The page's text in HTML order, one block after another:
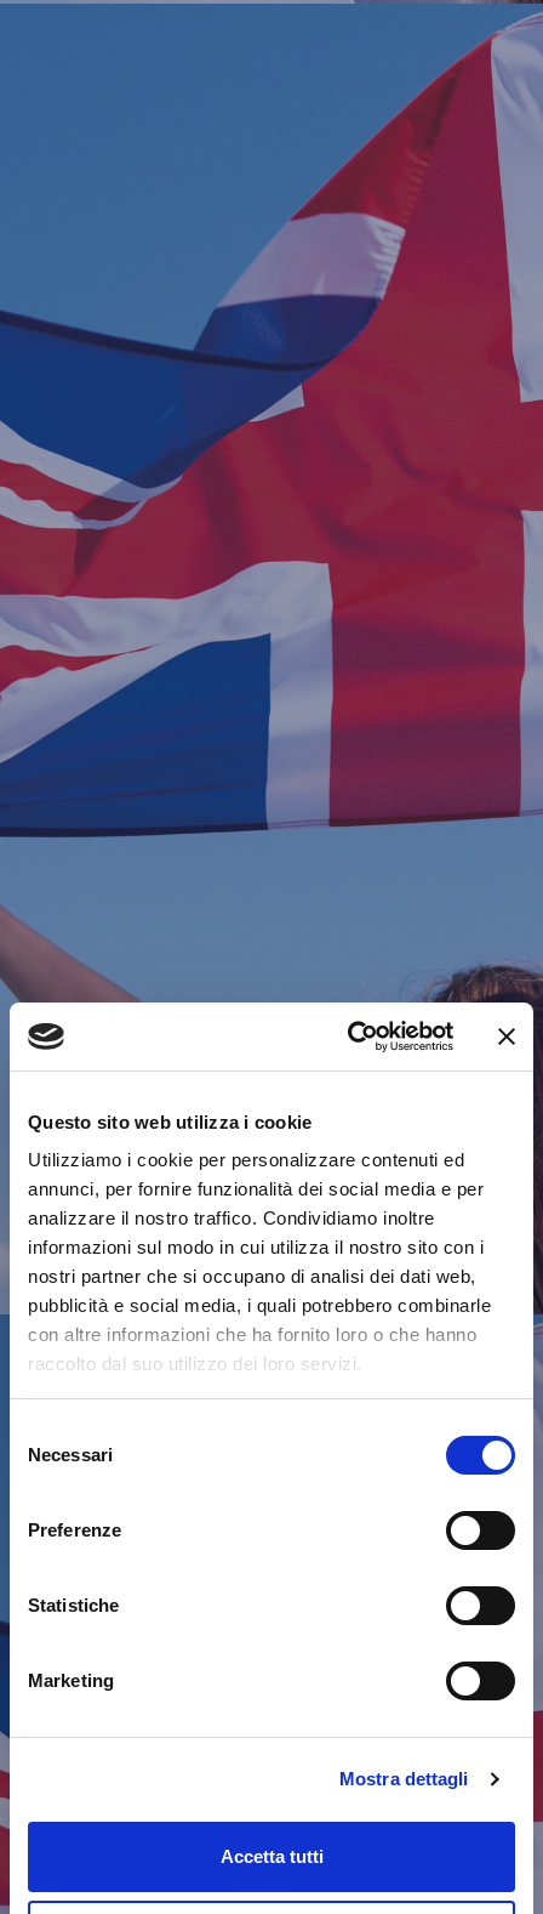
Questo sito web utilizza i cookie
Utilizziamo i cookie per personalizzare contenuti ed
annunci, per fornire funzionalità dei social media e per
analizzare il nostro traffico. Condividiamo inoltre
informazioni sul modo in cui utilizza il nostro sito con i
nostri partner che si occupano di analisi dei dati web,
pubblicità e social media, i quali potrebbero combinarle
con altre informazioni che ha fornito loro o che hanno
raccolto dal suo utilizzo dei loro servizi.
delNecessari
Preferenze
Statistiche
Marketing
Mostra dettagli
Accetta tutti
Notizie dal Mondo
British Institutes